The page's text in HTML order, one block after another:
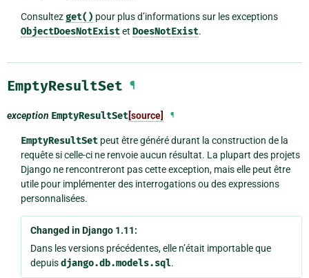
Consultezget() pour plus d’informations sur les exceptions
ObjectDoesNotExistet DoesNotExist.
EmptyResultSet ¶
exception EmptyResultSet[source] ¶
EmptyResultSetpeut être généré durant la construction de la
requête si celle-ci ne renvoie aucun résultat. La plupart des projets
Django ne rencontreront pas cette exception, mais elle peut être
utile pour implémenter des interrogations ou des expressions
personnalisées.
Changed in Django 1.11:
Dans les versions précédentes, elle n’était importable que
depuisdjango.db.models.sql.